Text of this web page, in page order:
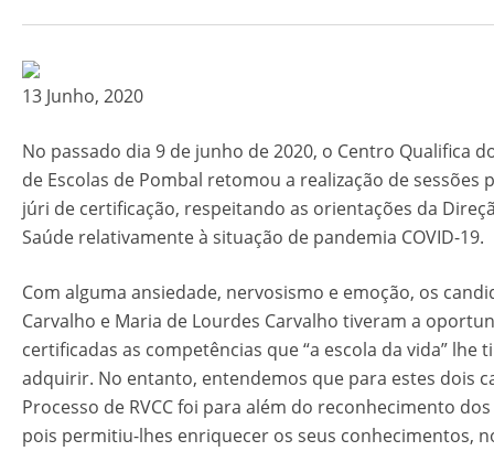
13 Junho, 2020
No passado dia 9 de junho de 2020, o Centro Qualifica
de Escolas de Pombal retomou a realização de sessões
júri de certificação, respeitando as orientações da
Saúde relativamente à situação de pandemia COVID-19.
Com alguma ansiedade, nervosismo e emoção, os
Carvalho e Maria de Lourdes Carvalho tiveram a
certificadas as competências que “a escola da vida” lhe
adquirir. No entanto, entendemos que para estes dois
Processo de RVCC foi para além do reconhecimento
pois permitiu-lhes enriquecer os seus conhecimentos,